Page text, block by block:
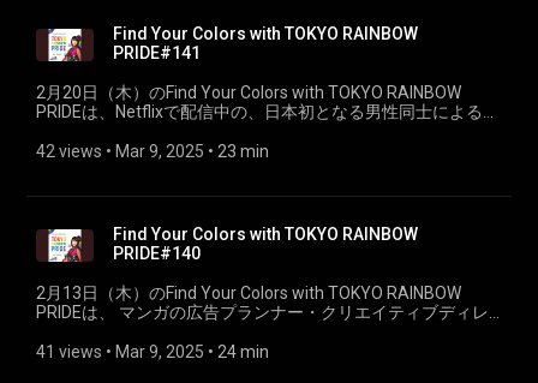
Find Your Colors with TOKYO RAINBOW
PRIDE#141
2月20日（木）のFind Your Colors with TOKYO RAINBOW
PRIDEは、Netflixで配信中の、日本初となる男性同士による恋
なった、KazutoさんとUsakさんをお迎えしました。
42 views • Mar 9, 2025 • 23 min
Find Your Colors with TOKYO RAINBOW
PRIDE#140
2月13日（木）のFind Your Colors with TOKYO RAINBOW
PRIDEは、 マンガの広告プランナー・クリエイティブディレ
介して頂きました。
41 views • Mar 9, 2025 • 24 min